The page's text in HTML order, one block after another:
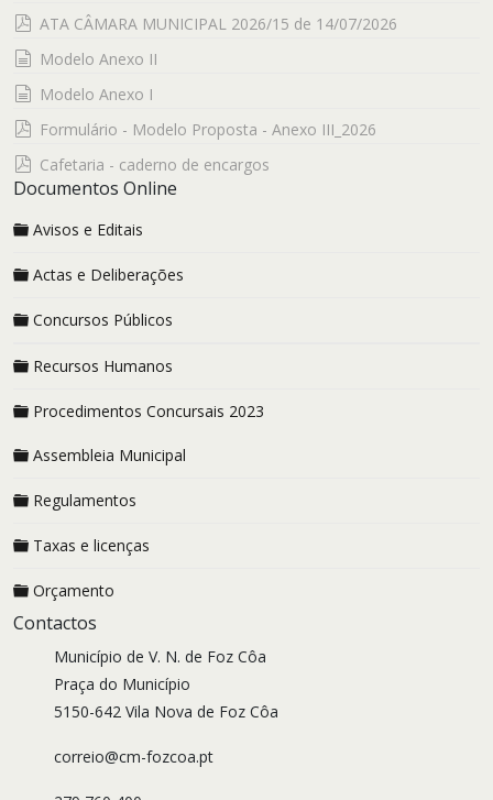
pdf
ATA CÂMARA MUNICIPAL 2026/15 de 14/07/2026
documento
Modelo Anexo II
documento
Modelo Anexo I
pdf
Formulário - Modelo Proposta - Anexo III_2026
pdf
Cafetaria - caderno de encargos
Documentos Online
Avisos e Editais
Actas e Deliberações
Concursos Públicos
Recursos Humanos
Procedimentos Concursais 2023
Assembleia Municipal
Regulamentos
Taxas e licenças
Orçamento
Contactos
Município de V. N. de Foz Côa
Praça do Município
5150-642 Vila Nova de Foz Côa
correio@cm-fozcoa.pt